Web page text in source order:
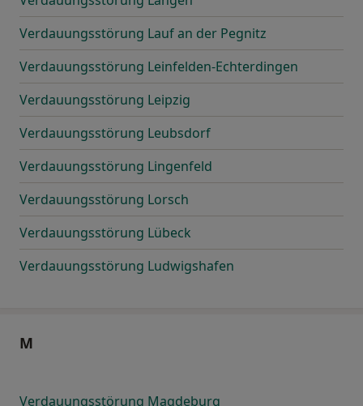
Verdauungsstörung Lauf an der Pegnitz
Verdauungsstörung Leinfelden-Echterdingen
Verdauungsstörung Leipzig
Verdauungsstörung Leubsdorf
Verdauungsstörung Lingenfeld
Verdauungsstörung Lorsch
Verdauungsstörung Lübeck
Verdauungsstörung Ludwigshafen
M
Verdauungsstörung Magdeburg